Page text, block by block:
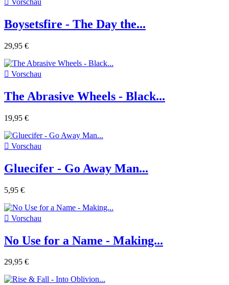
 Vorschau
Boysetsfire - The Day the...
29,95 €
 Vorschau
The Abrasive Wheels - Black...
19,95 €
 Vorschau
Gluecifer - Go Away Man...
5,95 €
 Vorschau
No Use for a Name - Making...
29,95 €